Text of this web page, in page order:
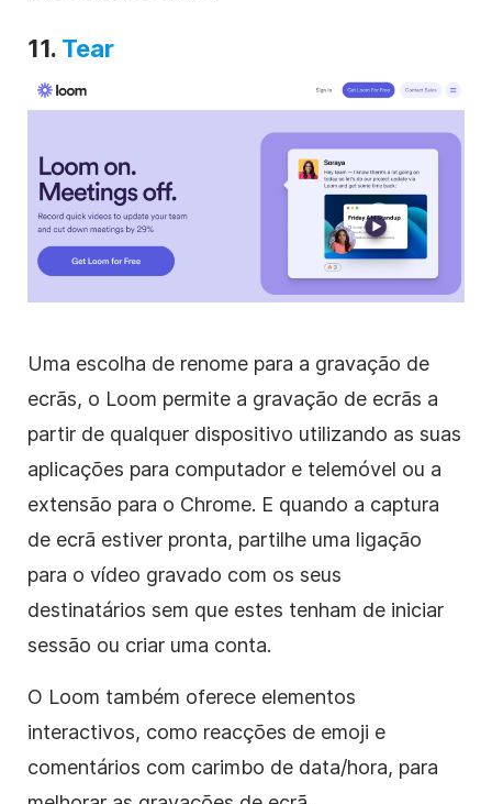
11. Tear
Uma escolha de renome para a gravação de
ecrãs, o Loom permite a gravação de ecrãs a
partir de qualquer dispositivo utilizando as suas
aplicações para computador e telemóvel ou a
extensão para o Chrome. E quando a captura
de ecrã estiver pronta, partilhe uma ligação
para o vídeo gravado com os seus
destinatários sem que estes tenham de iniciar
sessão ou criar uma conta.
O Loom também oferece elementos
interactivos, como reacções de emoji e
comentários com carimbo de data/hora, para